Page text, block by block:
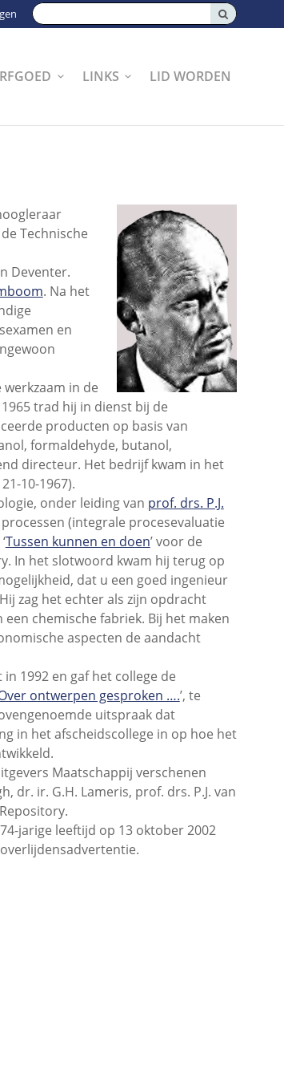
Zoeken:
LINKS LID WORDEN
Technische
Deventer.
. Na het
en
in de
trad hij in dienst bij de
producten op basis van
formaldehyde, butanol,
directeur. Het bedrijf kwam in het
10-1967).
onder leiding van prof. drs. P.J.
(integrale procesevaluatie
Tussen kunnen en doen’ voor de
In het slotwoord kwam hij terug op
dat u een goed ingenieur
zag het echter als zijn opdracht
chemische fabriek. Bij het maken
aspecten de aandacht
1992 en gaf het college de
ontwerpen gesproken ….’, te
uitspraak dat
in het afscheidscollege in op hoe het
Maatschappij verschenen
dr. ir. G.H. Lameris, prof. drs. P.J. van
jarige leeftijd op 13 oktober 2002